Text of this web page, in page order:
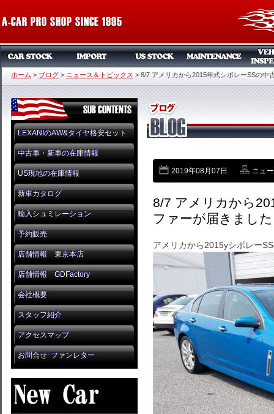
ホーム > ブログ > ニュース＆トピックス > 8/7 アメリカから2015年式シボレーSSの中
LEXANIのAW&タイヤ格安セット
中古車・新車の在庫情報
US現地の在庫情報
新車カタログ
輸入シュミレーション
予約販売
店舗情報 東京本店
店舗情報 GDFactory
会社概要
スタッフ紹介
アクセスマップ
お問合せ･ファンレター
2019年08月07日 ニュ
8/7 アメリカから
ファーが届きまし
アメリカから2015yシボレー